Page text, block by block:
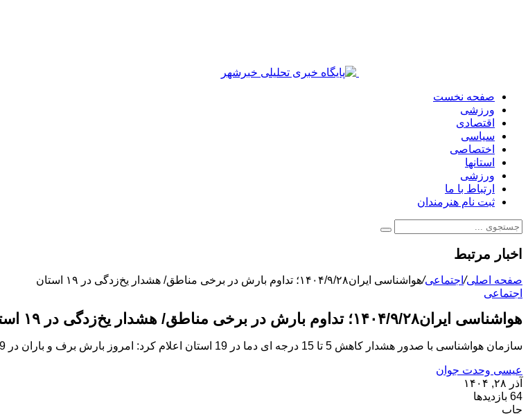
صفحه نخست
ورزشی
اقتصادی
سیاسی
اختصاصی
استانها
ورزشی
ارتباط با ما
ثبت نام هنرمندان
اخبار مرتبط
صفحه اصلی/اجتماعی/هواشناسی ایران۱۴۰۴/۹/۲۸؛ تداوم بارش در برخی مناطق/ هشدار یخ‌زدگی در ۱۹ استان
اجتماعی
هواشناسی ایران۱۴۰۴/۹/۲۸؛ تداوم بارش در برخی مناطق/ هشدار یخ‌زدگی در ۱۹ استان
سازمان هواشناسی با صدور هشدار کاهش 5 تا 15 درجه ای دما در 19 استان اعلام کرد: امروز بارش برف و باران در 9 استان ادامه...
عیسی وحدت جوان
آذر ۲۸, ۱۴۰۴
64 بازدیدها
چاپ